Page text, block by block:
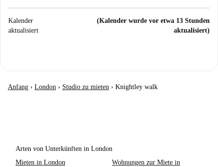
Kalender
aktualisiert
(Kalender wurde vor etwa 13 Stunden
aktualisiert)
Anfang › London › Studio zu mieten › Knightley walk
Arten von Unterkünften in London
Mieten in London
Wohnungen zur Miete in